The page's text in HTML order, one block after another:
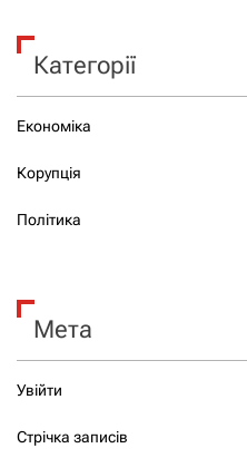
Категорії
Економіка
Корупція
Політика
Мета
Увійти
Стрічка записів